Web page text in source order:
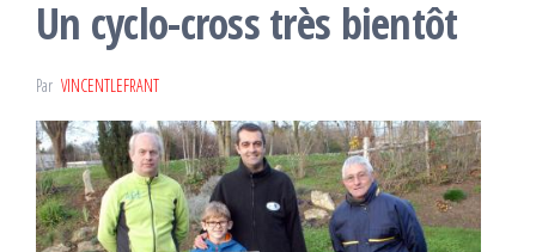
Un cyclo-cross très bientôt
Par VINCENTLEFRANT